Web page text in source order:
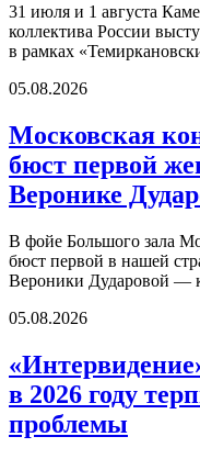
31 июля и 1 августа
коллектива России
в рамках
05.08.2026
Московская
бюст первой
Веронике
В фойе Большого зала
бюст первой в нашей
Вероники Дударовой —
05.08.2026
в 2026 году
проблемы